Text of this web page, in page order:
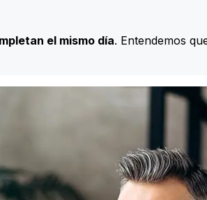
el mismo día. Entendemos